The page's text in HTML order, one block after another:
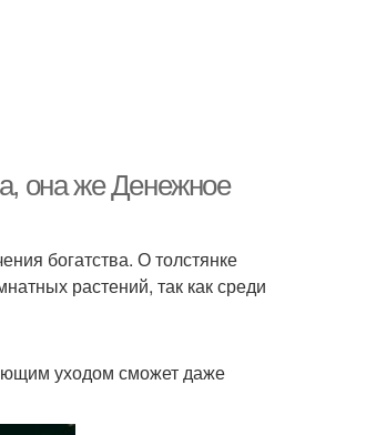
она же Денежное
богатства. О толстянке
растений, так как среди
уходом сможет даже